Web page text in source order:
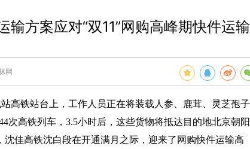
输方案应对“双11”网购高峰期快件运输
网
铁站台上，工作人员正在将装载人参、鹿茸、灵芝孢子
次高铁列车，3.5小时后，这些货物将抵达目的地北京朝阳
沈佳高铁沈白段在开通满月之际，迎来了网购快件运输高